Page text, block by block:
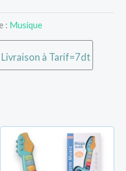
: Musique
à Tarif=7dt